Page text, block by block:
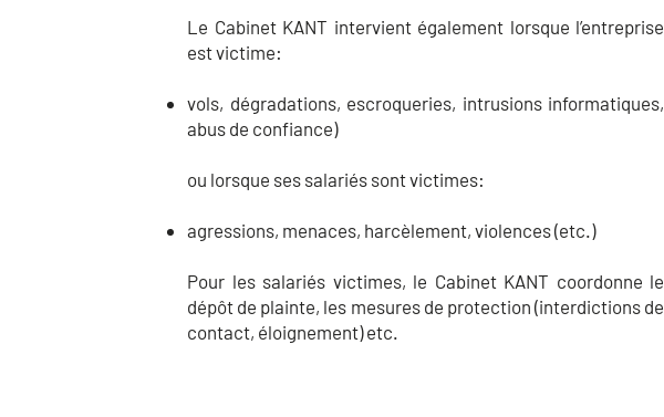
Le Cabinet KANT intervient également lorsque l’entreprise
est victime:
vols, dégradations, escroqueries, intrusions informatiques,
abus de confiance)
ou lorsque ses salariés sont victimes:
agressions, menaces, harcèlement, violences (etc.)
Pour les salariés victimes, le Cabinet KANT coordonne le
dépôt de plainte, les mesures de protection (interdictions de
contact, éloignement) etc.